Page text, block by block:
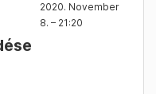
2020. November
8. – 21:20